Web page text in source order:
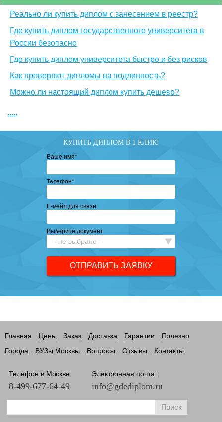
Реально ли купить диплом с занесением в реестр?
Где купить диплом государственного университета в
России безопасно
Где купить диплом университета быстро и без рисков
Как проверяют дипломы на подлинность?
Можно ли настоящий диплом купить дешево?
.....
КУПИТЬ ДИПЛОМ В 1 КЛИК!
Ваше имя*
Телефон*
Е-мейл для связи
Выберите документ
Главная Цены Заказ Доставка Гарантии
Полезно
Города
ВУЗы Москвы Вопросы Отзывы Контакты
Телефон в Москве:
8-499-677-64-49
Электронная почта:
info@gdediplom.ru